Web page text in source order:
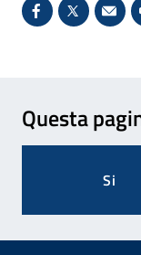
Condividi su
X - Sito
Questa
Si